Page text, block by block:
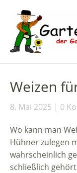
Weizen
8. Mai 2025 0
Wo kann man
Hühner zulegen
wahrscheinlich
schließlich